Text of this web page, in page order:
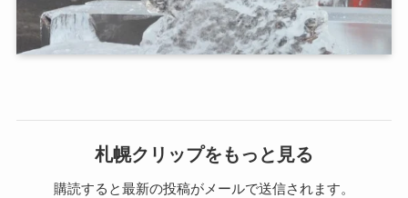
札幌クリップをもっと見る
購読すると最新の投稿がメールで送信されます。